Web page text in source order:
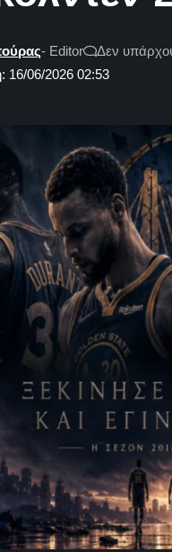
16/06/2026 02:53
- Editor Δεν